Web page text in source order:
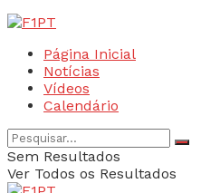
Página Inicial
Notícias
Vídeos
Calendário
Sem Resultados
Ver Todos os Resultados